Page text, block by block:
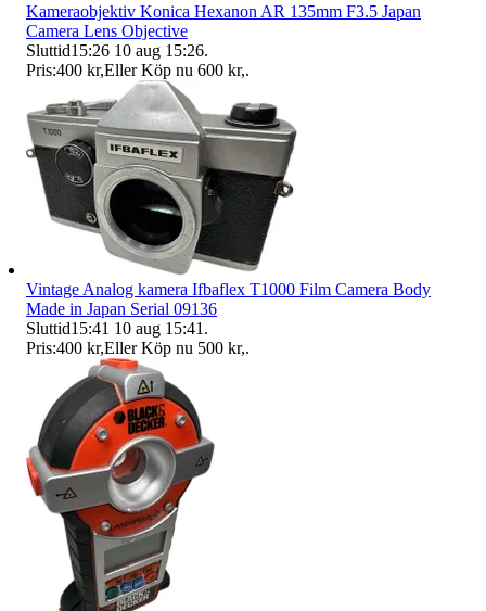
Kameraobjektiv Konica Hexanon AR 135mm F3.5 Japan
Camera Lens Objective
Sluttid15:26 10 aug 15:26.
Pris:400 kr,Eller Köp nu 600 kr,.
Vintage Analog kamera Ifbaflex T1000 Film Camera Body
Made in Japan Serial 09136
Sluttid15:41 10 aug 15:41 .
Pris:400 kr,Eller Köp nu 500 kr,.